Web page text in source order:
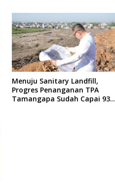
Menuju Sanitary Landfill,
Progres Penanganan TPA
Tamangapa Sudah Capai 93